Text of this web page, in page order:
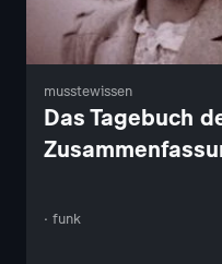
musstewissen
Das Tagebuch
· funk